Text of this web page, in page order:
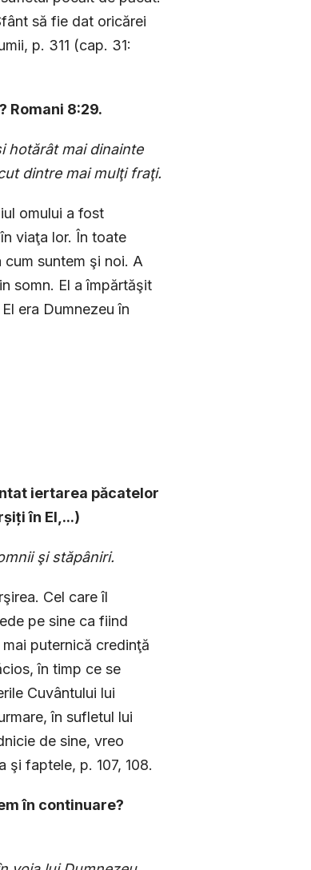
să fie dat oricărei
p. 311 (cap. 31:
Romani 8:29.
hotărât mai dinainte
dintre mai mulţi fraţi.
omului a fost
viaţa lor. În toate
suntem şi noi. A
somn. El a împărtăşit
era Dumnezeu în
iertarea păcatelor
în El,...)
şi stăpâniri.
Cel care îl
pe sine ca fiind
puternică credinţă
în timp ce se
Cuvântului lui
în sufletul lui
de sine, vreo
şi faptele, p. 107, 108.
în continuare?